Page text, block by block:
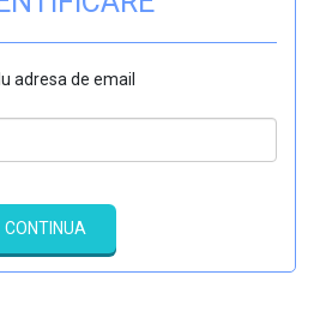
adresa de email
CONTINUA